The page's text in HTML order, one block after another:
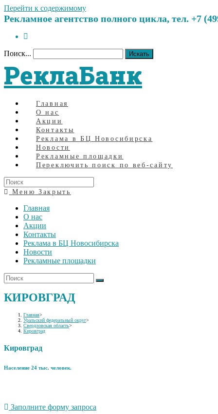
Перейти к содержимому
Рекламное агентство полного цикла, тел. +7
Поиск... Искать
РеклаБанк
Главная
О нас
Акции
Контакты
Реклама в БЦ Новосибирска
Новости
Рекламные площадки
Переключить поиск по веб-сайту
Меню Закрыть
Главная
О нас
Акции
Контакты
Реклама в БЦ Новосибирска
Новости
Рекламные площадки
КИРОВГРАД
Главная>
Уральский федеральный округ>
Свердловская область>
Кировград
Кировград
Население 24 тыс. человек.
Заполните форму запроса